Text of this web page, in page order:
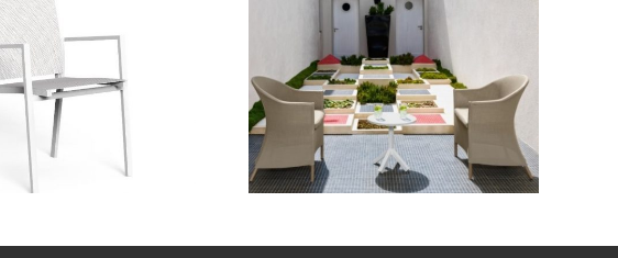
Poltrone
Talenti mod.
CIRCLE LIVING
Poltrone Scab
mod.
LUCREZIA